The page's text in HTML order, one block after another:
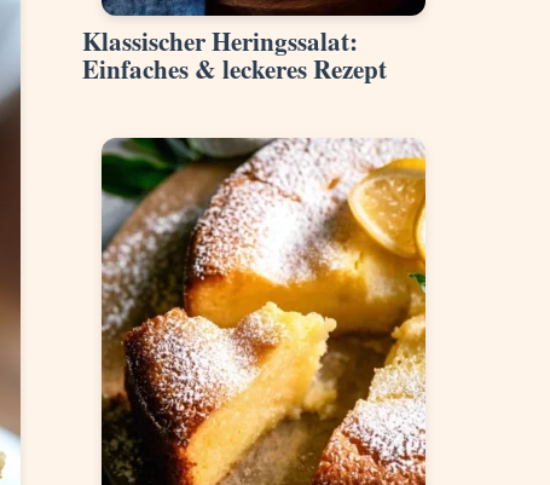
Klassischer Heringssalat:
Einfaches & leckeres Rezept